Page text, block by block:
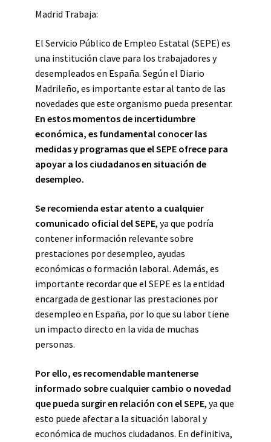
Madrid Trabaja:
El Servicio Público de Empleo Estatal (SEPE) es
una institución clave para los trabajadores y
desempleados en España. Según el Diario
Madrileño, es importante estar al tanto de las
novedades que este organismo pueda presentar.
En estos momentos de incertidumbre
económica, es fundamental conocer las
medidas y programas que el SEPE ofrece para
apoyar a los ciudadanos en situación de
desempleo.
Se recomienda estar atento a cualquier
comunicado oficial del SEPE, ya que podría
contener información relevante sobre
prestaciones por desempleo, ayudas
económicas o formación laboral. Además, es
importante recordar que el SEPE es la entidad
encargada de gestionar las prestaciones por
desempleo en España, por lo que su labor tiene
un impacto directo en la vida de muchas
personas.
Por ello, es recomendable mantenerse
informado sobre cualquier cambio o novedad
que pueda surgir en relación con el SEPE, ya que
esto puede afectar a la situación laboral y
económica de muchos ciudadanos. En definitiva,